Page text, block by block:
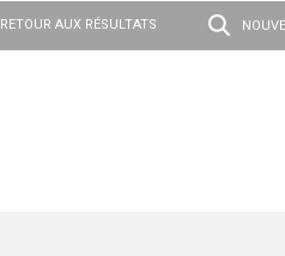
RETOUR AUX RÉSULTATS